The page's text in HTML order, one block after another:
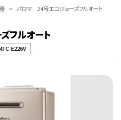
> パロマ 24号エコジョーズフルオート
フルオート
E226V